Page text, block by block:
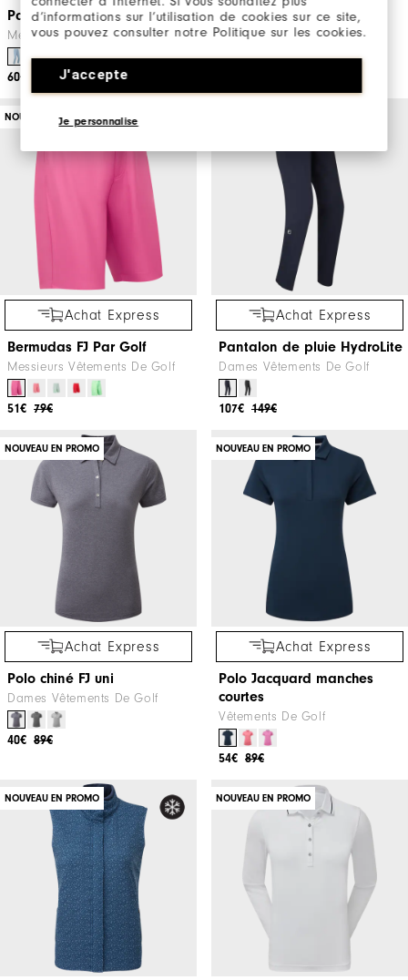
d’informations sur l’utilisation de cookies sur ce site,
vous pouvez consulter notre Politique sur les cookies.
J'accepte
Je personnalise
Pantalon FJ Par Golf
Messieurs Vêtements De Golf
60€
Pantalon 7/8 léger
Vêtements De Golf
NOUVEAU EN PROMO
Achat Express
Bermudas FJ Par Golf
Messieurs Vêtements De Golf
79€
51€
Achat Express
Pantalon de pluie HydroLite
Dames Vêtements De Golf
149€
107€
NOUVEAU EN PROMO
Achat Express
Polo chiné FJ uni
Dames Vêtements De Golf
89€
40€
NOUVEAU EN PROMO
Achat Express
Polo Jacquard manches
courtes
Vêtements De Golf
89€
54€
NOUVEAU EN PROMO NOUVEAU EN PROMO